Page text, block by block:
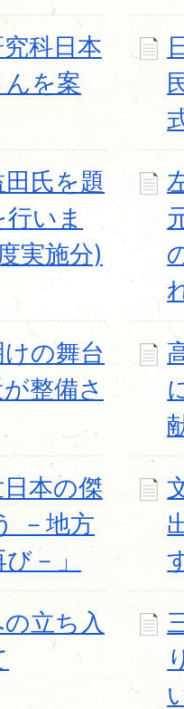
科日本
んを案
氏を題
いま
実施分)
の舞台
整備さ
本の傑
－地方
－」
立ち入